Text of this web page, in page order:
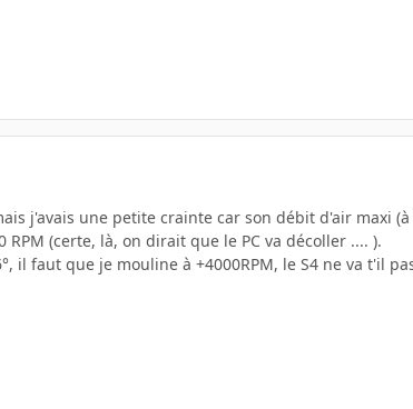
j'avais une petite crainte car son débit d'air maxi
(certe, là, on dirait que le PC va décoller .... ).
il faut que je mouline à +4000RPM, le S4 ne va t'il